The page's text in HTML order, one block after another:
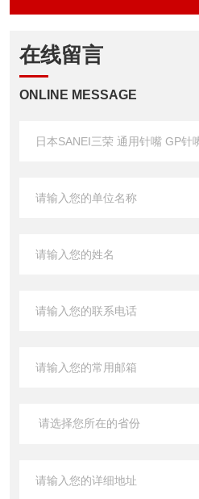
在线留言
ONLINE MESSAGE